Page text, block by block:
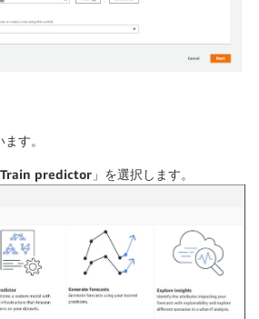
す。
Train predictor」 を選択します。